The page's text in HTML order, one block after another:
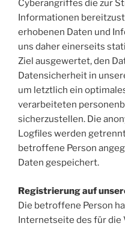
Cyberangriffes die zur
Informationen
erhobenen Daten und
uns daher einerseits
Ziel ausgewertet, den
Datensicherheit in
um letztlich ein
verarbeiteten
sicherzustellen. Die
Logfiles werden
betroffene Person
Daten gespeichert.
Registrierung auf
Die betroffene Person
Internetseite des für die